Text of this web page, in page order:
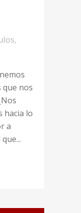
,
nos
hacia lo
a